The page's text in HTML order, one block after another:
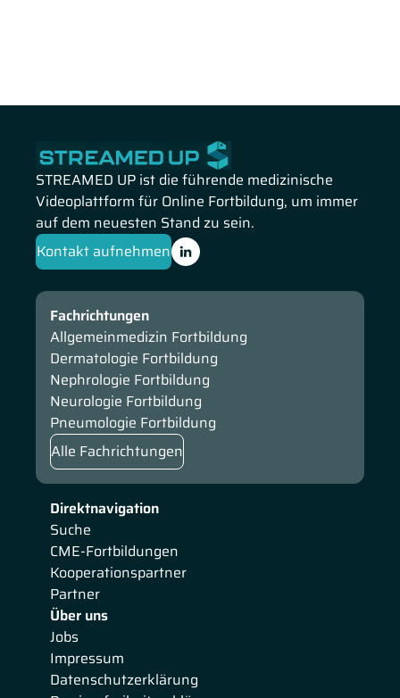
STREAMED UP ist die führende medizinische
Videoplattform für Online Fortbildung, um immer
auf dem neuesten Stand zu sein.
Kontakt aufnehmen
Direktnavigation
Suche
CME-Fortbildungen
Kooperationspartner
Partner
Über uns
Jobs
Impressum
Datenschutzerklärung
Fachrichtungen
Allgemeinmedizin Fortbildung
Dermatologie Fortbildung
Nephrologie Fortbildung
Neurologie Fortbildung
Pneumologie Fortbildung
Alle Fachrichtungen